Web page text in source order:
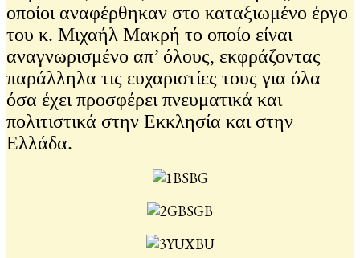
οποίοι αναφέρθηκαν στο καταξιωμένο έργο
του κ. Μιχαήλ Μακρή το οποίο είναι
αναγνωρισμένο απ’ όλους, εκφράζοντας
παράλληλα τις ευχαριστίες τους για όλα
όσα έχει προσφέρει πνευματικά και
πολιτιστικά στην Εκκλησία και στην
Ελλάδα.